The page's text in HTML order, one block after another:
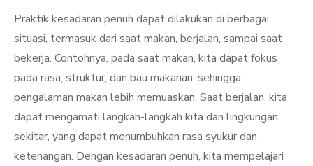
Praktik kesadaran penuh dapat dilakukan di berbagai
situasi, termasuk dari saat makan, berjalan, sampai saat
bekerja. Contohnya, pada saat makan, kita dapat fokus
pada rasa, struktur, dan bau makanan, sehingga
pengalaman makan lebih memuaskan. Saat berjalan, kita
dapat mengamati langkah-langkah kita dan lingkungan
sekitar, yang dapat menumbuhkan rasa syukur dan
ketenangan. Dengan kesadaran penuh, kita mempelajari